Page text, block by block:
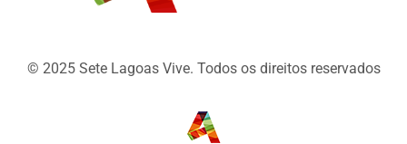
© 2025 Sete Lagoas Vive. Todos os direitos reservados